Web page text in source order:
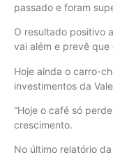
passado e foram
O resultado positivo
vai além e prevê
Hoje ainda o carro-
investimentos da
“Hoje o café só
crescimento.
No último relatório